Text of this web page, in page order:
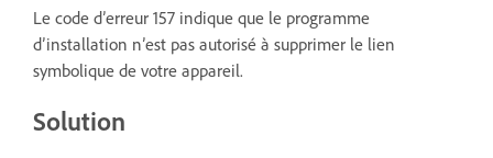
Le code d’erreur 157 indique que le programme
d’installation n’est pas autorisé à supprimer le lien
symbolique de votre appareil.
Solution